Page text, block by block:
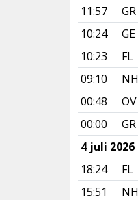
11:57
GR
10:24
GE
10:23
FL
09:10
NH
00:48
OV
00:00
GR
4 juli 2026
18:24
FL
15:51
NH